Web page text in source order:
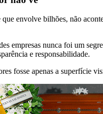
envolve bilhões, não
empresas nunca foi um
e responsabilidade.
fosse apenas a superfície